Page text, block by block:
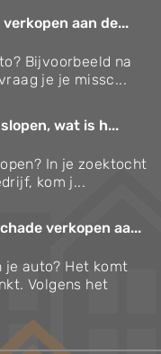
aan de...
Bijvoorbeeld na
je je missc...
wat is h...
In je zoektocht
kom j...
verkopen aa...
je auto? Het komt
Volgens het